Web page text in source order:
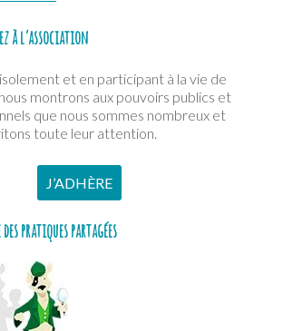
à l’association
et en participant à la vie de
montrons aux pouvoirs publics et
que nous sommes nombreux et
toute leur attention.
J’ADHÈRE
des pratiques partagées